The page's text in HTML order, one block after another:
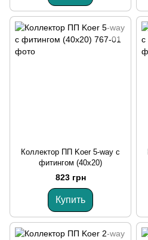
Коллектор ПП Koer 5-way с
фитингом (40x20)
823 грн
Купить